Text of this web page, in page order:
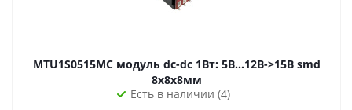
MTU1S0515MC модуль dc-dc 1Вт: 5В...12В->15В smd
8х8х8мм
Есть в наличии (4)